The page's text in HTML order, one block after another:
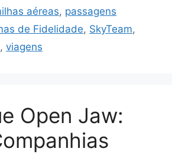
aéreas, passagens
de Fidelidade, SkyTeam,
, viagens
Open Jaw: